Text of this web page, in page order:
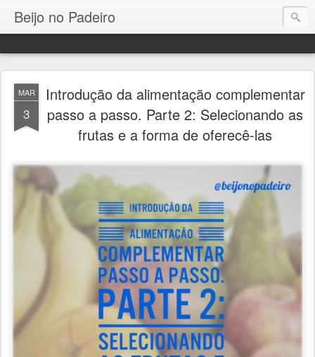
Beijo no Padeiro
MAR
3
Introdução da alimentação complementar
passo a passo. Parte 2: Selecionando as
frutas e a forma de oferecê-las